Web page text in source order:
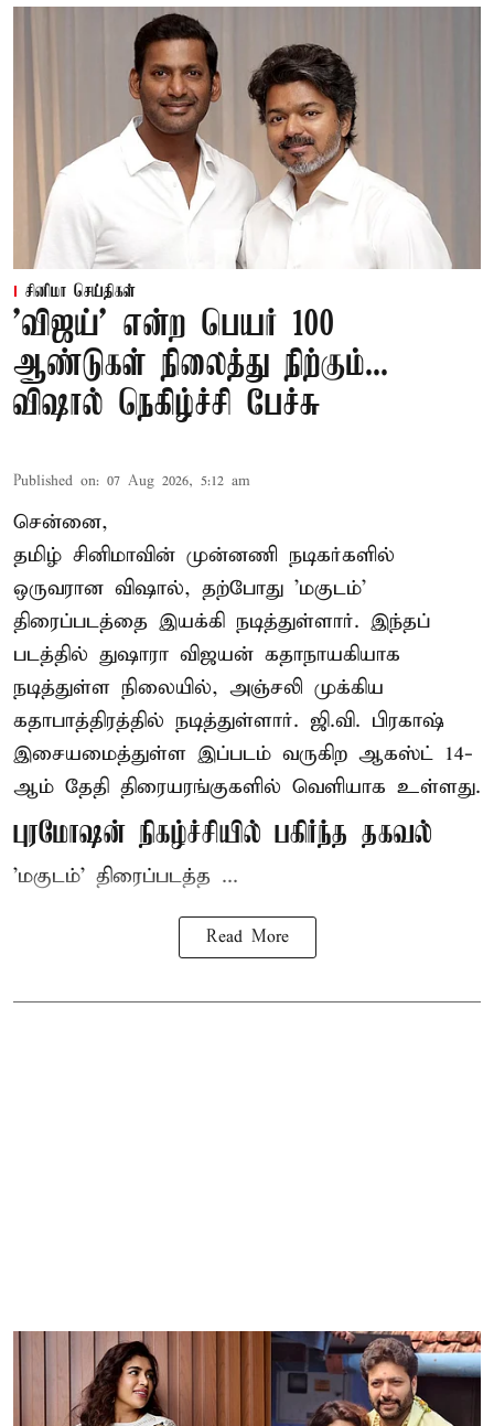
சினிமா செய்திகள்
'விஜய்' என்ற பெயர் 100
ஆண்டுகள் நிலைத்து நிற்கும்...
விஷால் நெகிழ்ச்சி பேச்சு
Published on: 07 Aug 2026, 5:12 am
சென்னை,
தமிழ் சினிமாவின் முன்னணி நடிகர்களில்
ஒருவரான விஷால், தற்போது 'மகுடம்'
திரைப்படத்தை இயக்கி நடித்துள்ளார். இந்தப்
படத்தில் துஷாரா விஜயன் கதாநாயகியாக
நடித்துள்ள நிலையில், அஞ்சலி முக்கிய
கதாபாத்திரத்தில் நடித்துள்ளார். ஜி.வி. பிரகாஷ்
இசையமைத்துள்ள இப்படம் வருகிற ஆகஸ்ட் 14-
ஆம் தேதி திரையரங்குகளில் வெளியாக உள்ளது.
புரமோஷன் நிகழ்ச்சியில் பகிர்ந்த தகவல்
'மகுடம்' திரைப்படத்த ...
Read More